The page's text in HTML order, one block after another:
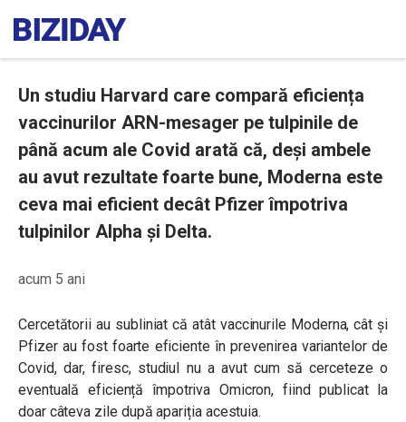
Un studiu Harvard care compară eficiența
vaccinurilor ARN-mesager pe tulpinile de
până acum ale Covid arată că, deși ambele
au avut rezultate foarte bune, Moderna este
ceva mai eficient decât Pfizer împotriva
tulpinilor Alpha și Delta.
acum 5 ani
Cercetătorii au subliniat că atât vaccinurile Moderna, cât și
Pfizer au fost foarte eficiente în prevenirea variantelor de
Covid, dar, firesc, studiul nu a avut cum să cerceteze o
eventuală eficiență împotriva Omicron, fiind publicat la
doar câteva zile după apariția acestuia.